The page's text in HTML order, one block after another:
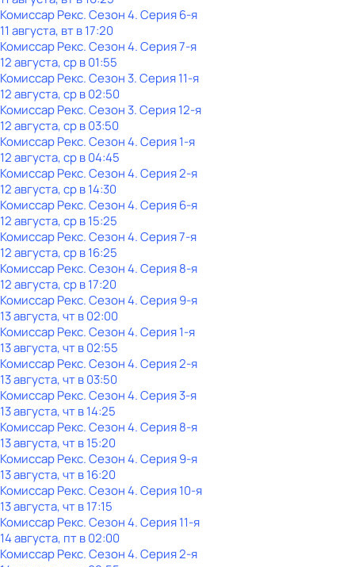
Комиссар Рекс. Сезон 4. Серия 6-я
11 августа, вт в 17:20
Комиссар Рекс. Сезон 4. Серия 7-я
12 августа, ср в 01:55
Комиссар Рекс. Сезон 3. Серия 11-я
12 августа, ср в 02:50
Комиссар Рекс. Сезон 3. Серия 12-я
12 августа, ср в 03:50
Комиссар Рекс. Сезон 4. Серия 1-я
12 августа, ср в 04:45
Комиссар Рекс. Сезон 4. Серия 2-я
12 августа, ср в 14:30
Комиссар Рекс. Сезон 4. Серия 6-я
12 августа, ср в 15:25
Комиссар Рекс. Сезон 4. Серия 7-я
12 августа, ср в 16:25
Комиссар Рекс. Сезон 4. Серия 8-я
12 августа, ср в 17:20
Комиссар Рекс. Сезон 4. Серия 9-я
13 августа, чт в 02:00
Комиссар Рекс. Сезон 4. Серия 1-я
13 августа, чт в 02:55
Комиссар Рекс. Сезон 4. Серия 2-я
13 августа, чт в 03:50
Комиссар Рекс. Сезон 4. Серия 3-я
13 августа, чт в 14:25
Комиссар Рекс. Сезон 4. Серия 8-я
13 августа, чт в 15:20
Комиссар Рекс. Сезон 4. Серия 9-я
13 августа, чт в 16:20
Комиссар Рекс. Сезон 4. Серия 10-я
13 августа, чт в 17:15
Комиссар Рекс. Сезон 4. Серия 11-я
14 августа, пт в 02:00
Комиссар Рекс. Сезон 4. Серия 2-я